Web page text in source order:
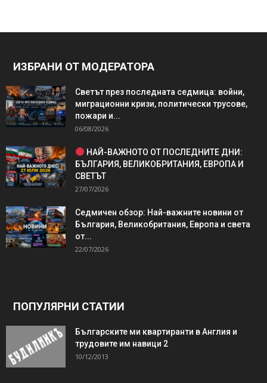
ИЗБРАНИ ОТ МОДЕРАТОРА
Светът през последната седмица: войни,
миграционни кризи, политически трусове,
пожари и...
06/08/2026
НАЙ-ВАЖНОТО ОТ ПОСЛЕДНИТЕ ДНИ:
БЪЛГАРИЯ, ВЕЛИКОБРИТАНИЯ, ЕВРОПА И
СВЕТЪТ
27/07/2026
Седмичен обзор: Най-важните новини от
България, Великобритания, Европа и света
от...
22/07/2026
ПОПУЛЯРНИ СТАТИИ
Българските ми квартиранти в Англия и
трудовите им навици 2
10/12/2013